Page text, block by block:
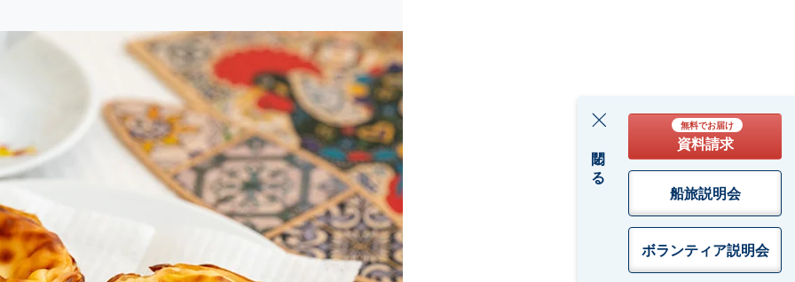
閉じる
無料でお届け
資料請求
船旅説明会
ボランティア説明会